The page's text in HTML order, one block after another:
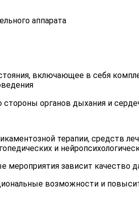
аппарата
включающее в себя
стороны органов дыхания и
терапии, средств
и
мероприятия зависит качество
возможности и